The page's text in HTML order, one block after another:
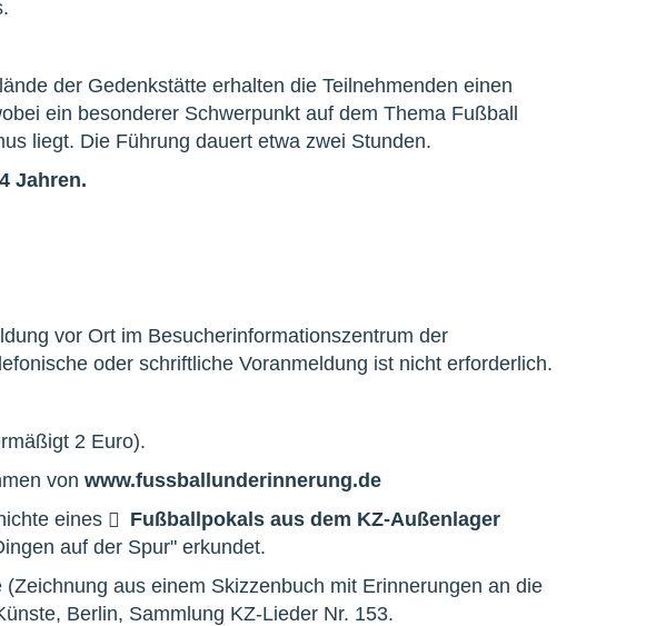
der Gedenkstätte erhalten die Teilnehmenden einen
ein besonderer Schwerpunkt auf dem Thema Fußball
liegt. Die Führung dauert etwa zwei Stunden.
Jahren.
vor Ort im Besucherinformationszentrum der
oder schriftliche Voranmeldung ist nicht erforderlich.
2 Euro).
von www.fussballunderinnerung.de
eines
Fußballpokals aus dem KZ-Außenlager
auf der Spur" erkundet.
aus einem Skizzenbuch mit Erinnerungen an die
Berlin, Sammlung KZ-Lieder Nr. 153.